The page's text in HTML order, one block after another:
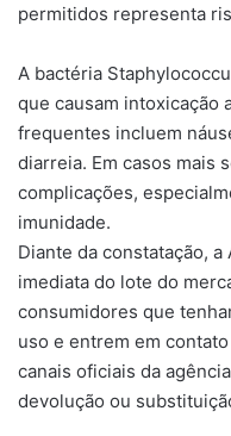
permitidos representa
A bactéria
que causam intoxicação
frequentes incluem
diarreia. Em casos mais
complicações,
imunidade.
Diante da constatação,
imediata do lote do
consumidores que
uso e entrem em
canais oficiais da
devolução ou